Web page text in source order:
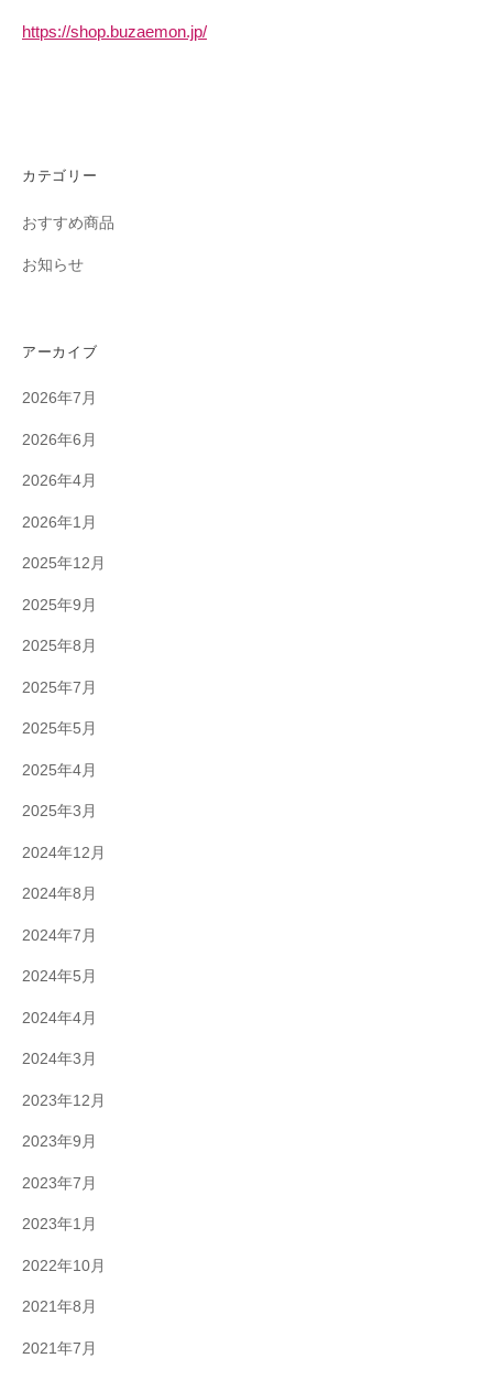
https://shop.buzaemon.jp/
カテゴリー
おすすめ商品
お知らせ
アーカイブ
2026年7月
2026年6月
2026年4月
2026年1月
2025年12月
2025年9月
2025年8月
2025年7月
2025年5月
2025年4月
2025年3月
2024年12月
2024年8月
2024年7月
2024年5月
2024年4月
2024年3月
2023年12月
2023年9月
2023年7月
2023年1月
2022年10月
2021年8月
2021年7月